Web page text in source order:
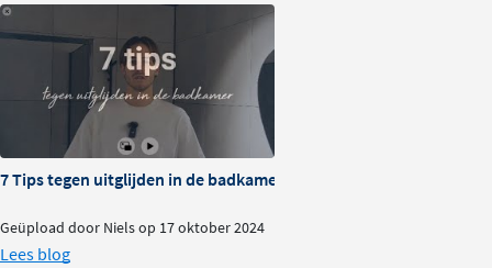
7 Tips tegen uitglijden in de badkamer
Geüpload door Niels op 17 oktober 2024
Lees blog